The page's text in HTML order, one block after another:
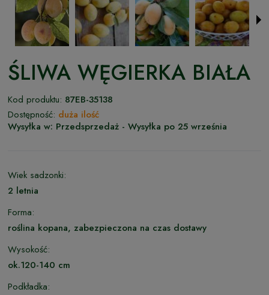
ŚLIWA WĘGIERKA BIAŁA
Kod produktu: 87EB-35138
Dostępność: duża ilość
Wysyłka w: Przedsprzedaż - Wysyłka po 25 września
Wiek sadzonki:
2 letnia
Forma:
roślina kopana, zabezpieczona na czas dostawy
Wysokość:
ok.120-140 cm
Podkładka: